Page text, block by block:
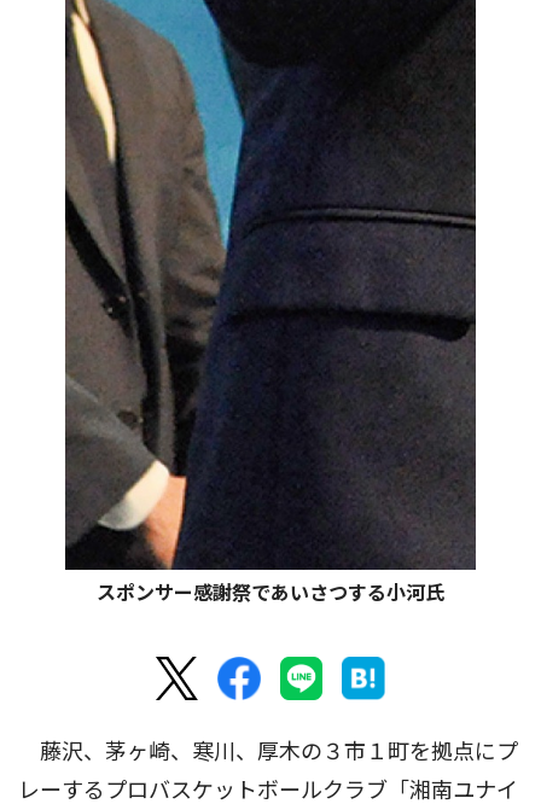
スポンサー感謝祭であいさつする小河氏
藤沢、茅ヶ崎、寒川、厚木の３市１町を拠点にプ
レーするプロバスケットボールクラブ「湘南ユナイ